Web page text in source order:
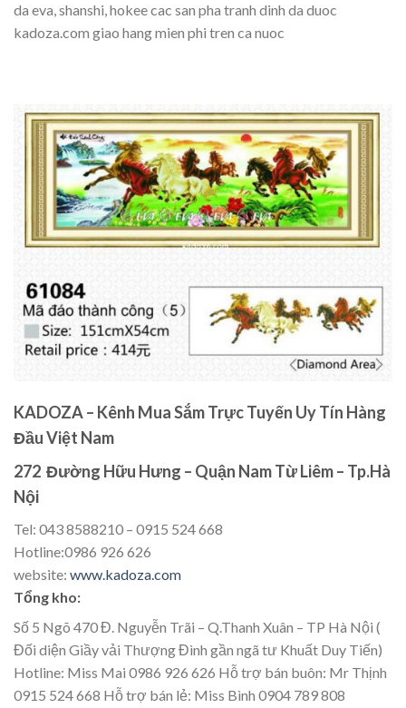
da eva, shanshi, hokee cac san pha tranh dinh da duoc
kadoza.com giao hang mien phi tren ca nuoc
KADOZA – Kênh Mua Sắm Trực Tuyến Uy Tín Hàng
Đầu Việt Nam
272 Đường Hữu Hưng – Quận Nam Từ Liêm – Tp.Hà
Nội
Tel: 043 8588210 – 0915 524 668
Hotline:0986 926 626
website: www.kadoza.com
Tổng kho:
Số 5 Ngõ 470 Đ. Nguyễn Trãi – Q.Thanh Xuân – TP Hà Nội (
Đối diện Giầy vải Thượng Đình gần ngã tư Khuất Duy Tiến)
Hotline: Miss Mai 0986 926 626 Hỗ trợ bán buôn: Mr Thịnh
0915 524 668 Hỗ trợ bán lẻ: Miss Bình 0904 789 808